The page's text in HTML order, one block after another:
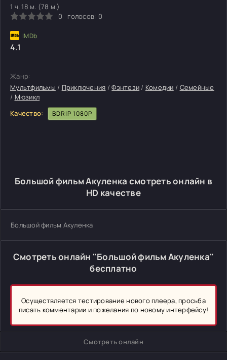
1 ч. 18 м. (78 м.)
0
голосов: 0
4.1
Жанр:
Мультфильмы / Приключения /Фэнтези / Комедии / Семейные
/ Мюзикл
Качество:
BDRIP 1080P
Большой фильм Акуленка смотреть онлайн в
HD качестве
Большой фильм Акуленка
Смотреть онлайн "Большой фильм Акуленка"
бесплатно
Осуществляется тестирование нового плеера, просьба
писать комментарии и пожелания по новому интерфейсу!
Смотреть онлайн